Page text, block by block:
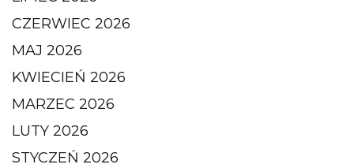
CZERWIEC 2026
MAJ 2026
KWIECIEŃ 2026
MARZEC 2026
LUTY 2026
STYCZEŃ 2026